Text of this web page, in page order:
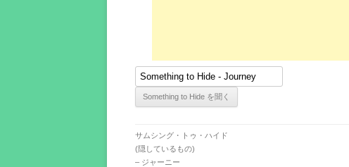
サムシング・トゥ・ハイド
(隠しているもの)
– ジャーニー